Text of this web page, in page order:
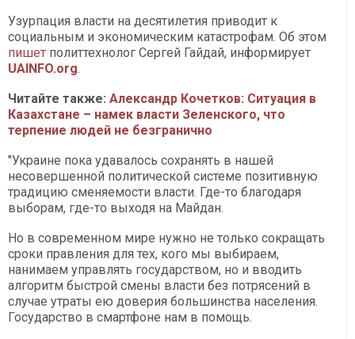
Узурпация власти на десятилетия приводит к
социальным и экономическим катастрофам. Об этом
пишет политтехнолог Сергей Гайдай, информирует
UAINFO.org.
Читайте также: Александр Кочетков: Ситуация в
Казахстане – намек власти Зеленского, что
терпение людей не безгранично
"Украине пока удавалось сохранять в нашей
несовершенной политической системе позитивную
традицию сменяемости власти. Где-то благодаря
выборам, где-то выходя на Майдан.
Но в современном мире нужно не только сокращать
сроки правления для тех, кого мы выбираем,
нанимаем управлять государством, но и вводить
алгоритм быстрой смены власти без потрясений в
случае утраты ею доверия большинства населения.
Государство в смартфоне нам в помощь.